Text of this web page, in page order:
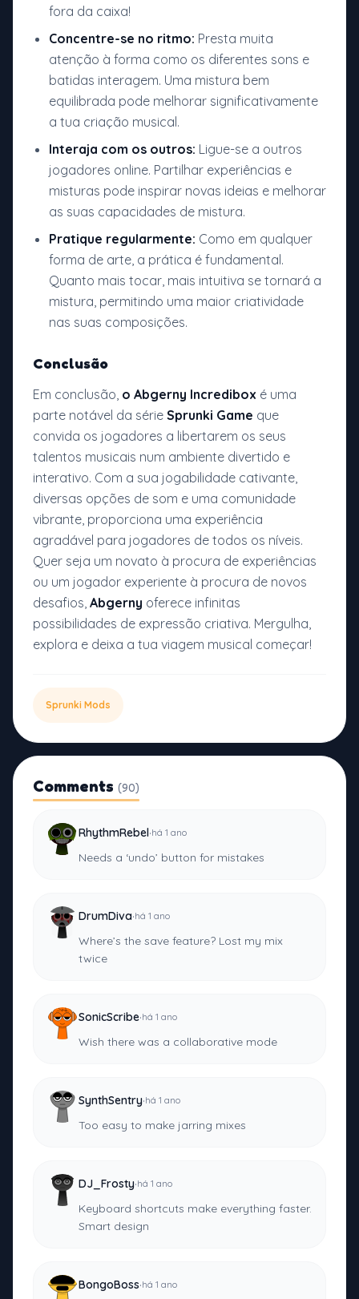
fora da caixa!
Concentre-se no ritmo: Presta muita
atenção à forma como os diferentes sons e
batidas interagem. Uma mistura bem
equilibrada pode melhorar significativamente
a tua criação musical.
Interaja com os outros: Ligue-se a outros
jogadores online. Partilhar experiências e
misturas pode inspirar novas ideias e melhorar
as suas capacidades de mistura.
Pratique regularmente: Como em qualquer
forma de arte, a prática é fundamental.
Quanto mais tocar, mais intuitiva se tornará a
mistura, permitindo uma maior criatividade
nas suas composições.
Conclusão
Em conclusão, o Abgerny Incredibox é uma
parte notável da série Sprunki Game que
convida os jogadores a libertarem os seus
talentos musicais num ambiente divertido e
interativo. Com a sua jogabilidade cativante,
diversas opções de som e uma comunidade
vibrante, proporciona uma experiência
agradável para jogadores de todos os níveis.
Quer seja um novato à procura de experiências
ou um jogador experiente à procura de novos
desafios, Abgerny oferece infinitas
possibilidades de expressão criativa. Mergulha,
explora e deixa a tua viagem musical começar!
Sprunki Mods
Comments (90)
RhythmRebel·há 1 ano
Needs a ‘undo’ button for mistakes
DrumDiva·há 1 ano
Where’s the save feature? Lost my mix
twice
SonicScribe·há 1 ano
Wish there was a collaborative mode
SynthSentry·há 1 ano
Too easy to make jarring mixes
DJ_Frosty·há 1 ano
Keyboard shortcuts make everything faster.
Smart design
BongoBoss·há 1 ano